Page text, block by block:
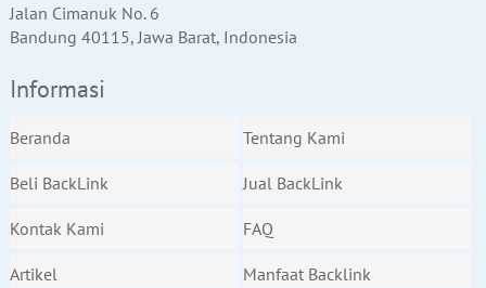
Jalan Cimanuk No. 6
Bandung 40115, Jawa Barat, Indonesia
Informasi
Beranda Tentang Kami
Beli BackLink Jual BackLink
Kontak Kami FAQ
Artikel Manfaat Backlink